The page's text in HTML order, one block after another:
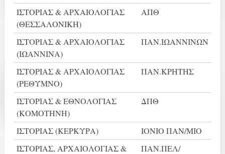
ΙΣΤΟΡΙΑΣ & ΑΡΧΑΙΟΛΟΓΙΑΣ
(ΘΕΣΣΑΛΟΝΙΚΗ)
ΑΠΘ
ΙΣΤΟΡΙΑΣ & ΑΡΧΑΙΟΛΟΓΙΑΣ
(ΙΩΑΝΝΙΝΑ)
ΠΑΝ.ΙΩΑΝΝΙΝΩΝ
ΙΣΤΟΡΙΑΣ & ΑΡΧΑΙΟΛΟΓΙΑΣ
(ΡΕΘΥΜΝΟ)
ΠΑΝ.ΚΡΗΤΗΣ
ΙΣΤΟΡΙΑΣ & ΕΘΝΟΛΟΓΙΑΣ
(ΚΟΜΟΤΗΝΗ)
ΔΠΘ
ΙΣΤΟΡΙΑΣ (ΚΕΡΚΥΡΑ)
ΙΟΝΙΟ ΠΑΝ/ΜΙΟ
ΙΣΤΟΡΙΑΣ, ΑΡΧΑΙΟΛΟΓΙΑΣ &
ΠΑΝ.ΠΕΛ/